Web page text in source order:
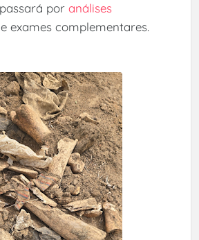
por análises
exames complementares.